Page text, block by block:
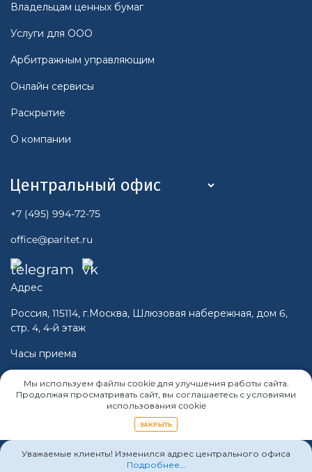
Мы используем файлы cookie для улучшения работы сайта.
Продолжая просматривать сайт, вы соглашаетесь с условиями
использования cookie
ЗАКРЫТЬ
Уважаемые клиенты! Изменился адрес центрального офиса
Подробнее...
Владельцам ценных бумаг
Услуги для ООО
Арбитражным управляющим
Онлайн сервисы
Раскрытие
О компании
+7 (495) 994-72-75
office@paritet.ru
Адрес
Россия, 115114, г.Москва, Шлюзовая набережная, дом 6,
стр. 4, 4-й этаж
Часы приема
Пн-Чт 10:00 - 16:00
Пт 10:00 -15:00